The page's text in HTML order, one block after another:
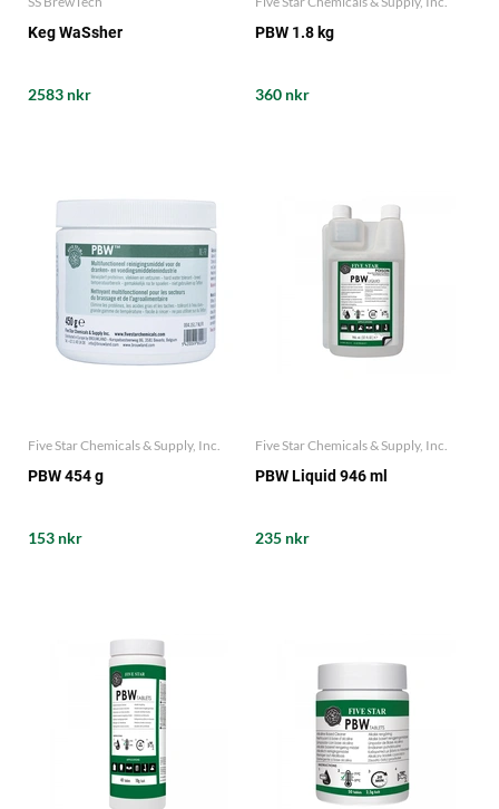
Keg WaSsher
2583 nkr
PBW 1.8 kg
360 nkr
Five Star Chemicals & Supply, Inc.
PBW 454 g
153 nkr
Five Star Chemicals & Supply, Inc.
PBW Liquid 946 ml
235 nkr